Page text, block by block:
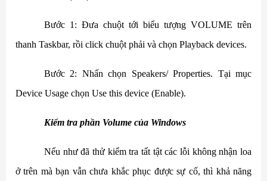
Bước 1: Đưa chuột tới biểu tượng VOLUME trên
thanh Taskbar, rồi click chuột phải và chọn Playback devices.
Bước 2: Nhấn chọn Speakers/ Properties. Tại mục
Device Usage chọn Use this device (Enable).
Kiểm tra phần Volume của Windows
Nếu như đã thử kiểm tra tất tật các lỗi không nhận loa
ở trên mà bạn vẫn chưa khắc phục được sự cố, thì khả năng